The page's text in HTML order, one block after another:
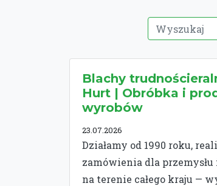
Blachy
Hurt | Obróbka i
wyrobów
23.07.2026
Działamy od 1990 roku,
zamówienia dla
na terenie całego kraju —